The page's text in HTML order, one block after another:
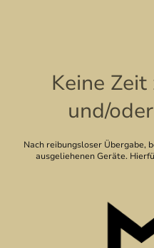
Keine Zeit
und/
Nach reibungsloser Übergabe,
ausgeliehenen Geräte.